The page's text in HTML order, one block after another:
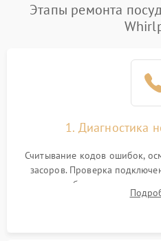
Этапы ремонта
1. Диагностика
Считывание кодов ошибок,
засоров. Проверка
жалоб на отсутствие
разбрызгивателей или